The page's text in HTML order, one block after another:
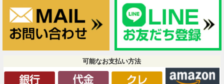
可能なお支払い方法